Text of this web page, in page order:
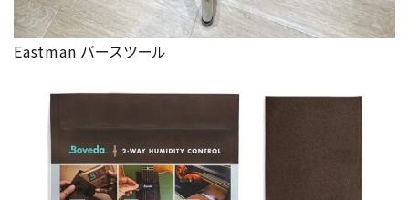
Eastman バースツール